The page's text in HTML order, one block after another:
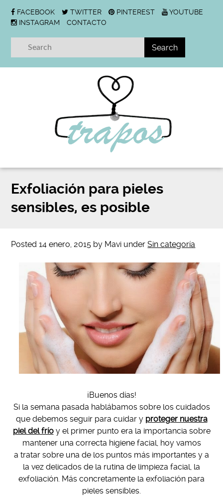
FACEBOOK TWITTER PINTEREST
YOUTUBE
INSTAGRAM
CONTACTO
Exfoliación para pieles
sensibles, es posible
Posted14 enero, 2015 by Mavi underSin categoría
¡Buenos días!
Si la semana pasada hablábamos sobre los cuidados
que debemos seguir para cuidar y proteger nuestra
piel del fríoy el primer punto era la importancia sobre
mantener una correcta higiene facial, hoy vamos
a tratar sobre una de los puntos más importantes y a
la vez delicados de la rutina de limpieza facial, la
exfoliación. Más concretamente la exfoliación para
pieles sensibles.